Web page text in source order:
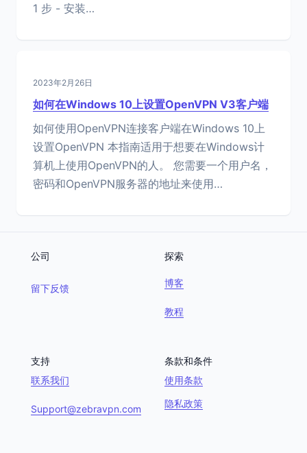
1 步 - 安装…
2023年2月26日
如何在Windows 10上设置OpenVPN V3客户端
如何使用OpenVPN连接客户端在Windows 10上
设置OpenVPN 本指南适用于想要在Windows计
算机上使用OpenVPN的人。 您需要一个用户名，
密码和OpenVPN服务器的地址来使用…
公司
留下反馈
探索
博客
教程
支持
联系我们
Support@zebravpn.com
条款和条件
使用条款
隐私政策